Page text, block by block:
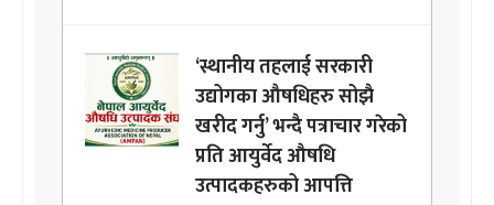
‘स्थानीय तहलाई सरकारी
उद्योगका औषधिहरु सोझै
खरीद गर्नु’ भन्दै पत्राचार गरेको
प्रति आयुर्वेद औषधि
उत्पादकहरुको आपत्ति